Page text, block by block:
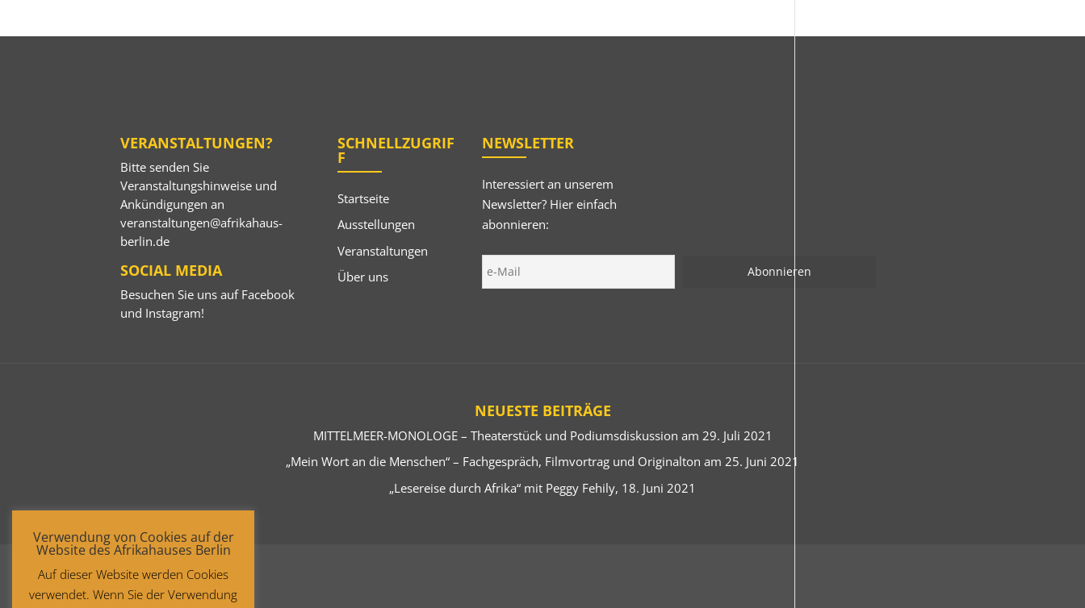
VERANSTALTUNGEN?
Bitte senden Sie
Veranstaltungshinweise und
Ankündigungen an
veranstaltungen@afrikahaus-
berlin.de
SOCIAL MEDIA
Besuchen Sie uns auf Facebook
und Instagram!
SCHNELLZUGRIF
F
Startseite
Ausstellungen
Veranstaltungen
Über uns
NEWSLETTER
Interessiert an unserem
Newsletter? Hier einfach
abonnieren:
NEUESTE BEITRÄGE
MITTELMEER-MONOLOGE – Theaterstück und Podiumsdiskussion am 29. Juli 2021
„Mein Wort an die Menschen“ – Fachgespräch, Filmvortrag und Originalton am 25. Juni 2021
„Lesereise durch Afrika“ mit Peggy Fehily, 18. Juni 2021
Verwendung von Cookies auf der
Website des Afrikahauses Berlin
Auf dieser Website werden Cookies
verwendet. Wenn Sie der Verwendung